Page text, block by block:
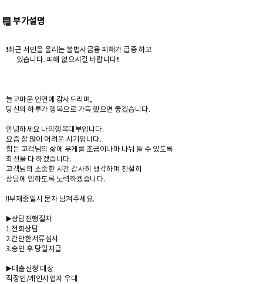
부가설명
❗️최근 서민을 울리는 불법사금융 피해가 급증 하고
있습니다. 피해 없으시길 바랍니다!!
늘고마운 인연에 감사드리며,
당신의 하루가 행복으로 가득 했으면 좋겠습니다.
안녕하세요 나의행복대부입니다.
요즘 참 많이 어려운 시기입니다.
힘든 고객님의 삶에 무게를 조금이나마 나눠 들 수 있도록
최선을 다 하겠습니다.
고객님의 소중한 시간 감사히 생각하며 친절히
상담에 임하도록 노력하겠습니다.
!!부재중일시 문자 남겨주세요.
▶️상담진행절차
1.전화상담
2.간단한서류심사
3.승인 후 당일지급
▶️대출신청 대상
직장인/개인사업자 우대